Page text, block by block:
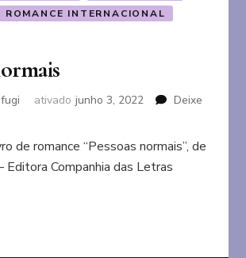
ROMANCE INTERNACIONAL
ativado junho 3, 2022
Deixe
de romance “Pessoas normais”, de
Editora Companhia das Letras